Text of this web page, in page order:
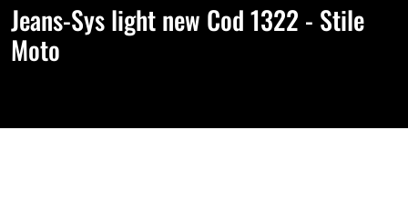
Jeans-Sys light new Cod 1322 - Stile
Moto